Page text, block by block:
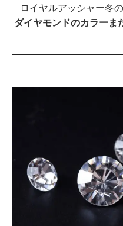
ロイヤルアッシャー冬
ダイヤモンドのカラーま